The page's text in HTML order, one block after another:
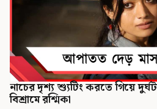
নাচের দৃশ্য শ্যুটিং করতে গিয়ে
বিশ্রামে রশ্মিকা